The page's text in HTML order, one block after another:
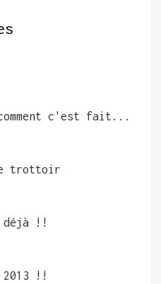
c'est fait...
trottoir
déjà !!
2013 !!